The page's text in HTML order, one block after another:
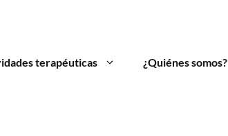
terapéuticas ¿Quiénes somos?